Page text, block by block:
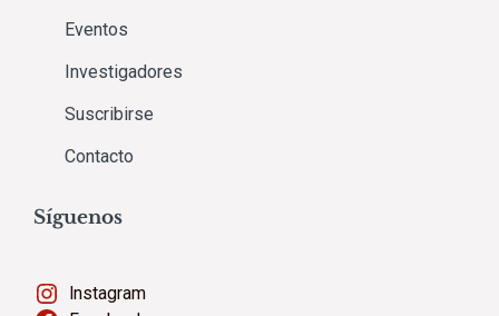
Eventos
Investigadores
Suscribirse
Contacto
Síguenos
Instagram